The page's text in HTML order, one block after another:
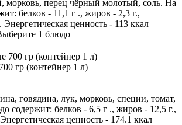
морковь, перец чёрный молотый, соль. На
белков - 11,1 г ., жиров - 2,3 г.,
Энергетическая ценность - 113 ккал
1 блюдо
гр (контейнер 1 л)
говядина, лук, морковь, специи, томат,
содержит: белков - 6,5 г ., жиров - 12,5 г.,
ценность - 174.1 ккал